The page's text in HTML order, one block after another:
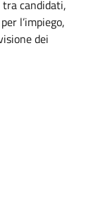
candidati,
l’impiego,
dei